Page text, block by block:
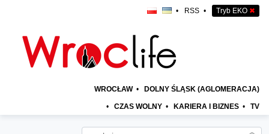
• RSS • Tryb EKO ✖
WROCŁAW • DOLNY ŚLĄSK (AGLOMERACJA)
• CZAS WOLNY • KARIERA I BIZNES • TV